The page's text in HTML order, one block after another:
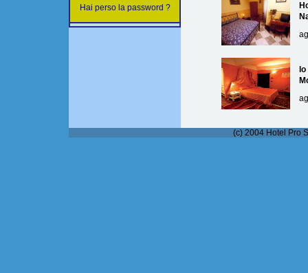
Hai perso la password ?
(c) 2004 Hotel Pro